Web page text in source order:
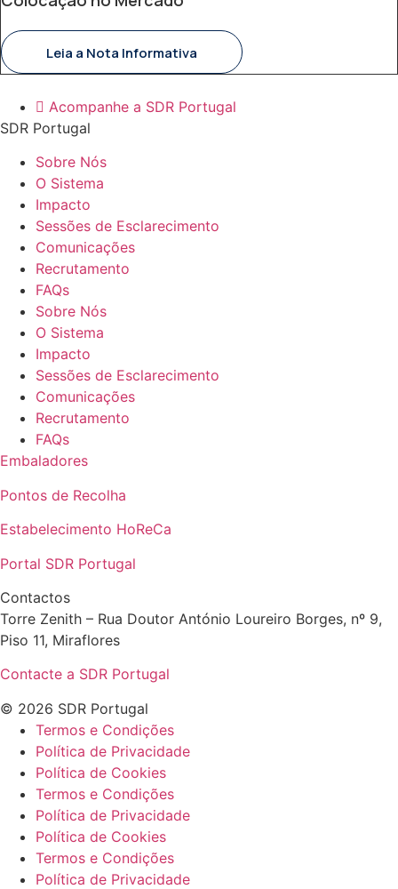
Leia a Nota Informativa
Acompanhe a SDR Portugal
SDR Portugal
Sobre Nós
O Sistema
Impacto
Sessões de Esclarecimento
Comunicações
Recrutamento
FAQs
Sobre Nós
O Sistema
Impacto
Sessões de Esclarecimento
Comunicações
Recrutamento
FAQs
Embaladores
Pontos de Recolha
Estabelecimento HoReCa
Portal SDR Portugal
Contactos
Torre Zenith – Rua Doutor António Loureiro Borges, nº 9,
Piso 11, Miraflores
Contacte a SDR Portugal
© 2026 SDR Portugal
Termos e Condições
Política de Privacidade
Política de Cookies
Termos e Condições
Política de Privacidade
Política de Cookies
Termos e Condições
Política de Privacidade